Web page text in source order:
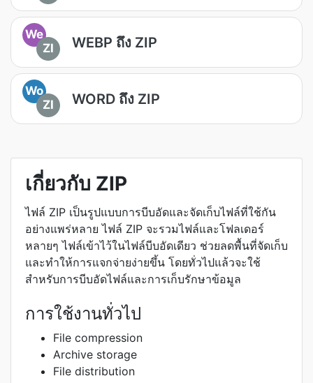
We
ZI
WEBP ถึง ZIP
Wo
ZI
WORD ถึง ZIP
เกี่ยวกับ ZIP
ไฟล์ ZIP เป็นรูปแบบการบีบอัดและจัดเก็บไฟล์ที่ใช้กัน
อย่างแพร่หลาย ไฟล์ ZIP จะรวมไฟล์และโฟลเดอร์
หลายๆ ไฟล์เข้าไว้ในไฟล์บีบอัดเดียว ช่วยลดพื้นที่จัดเก็บ
และทำให้การแจกจ่ายง่ายขึ้น โดยทั่วไปแล้วจะใช้
สำหรับการบีบอัดไฟล์และการเก็บรักษาข้อมูล
การใช้งานทั่วไป
File compression
Archive storage
File distribution